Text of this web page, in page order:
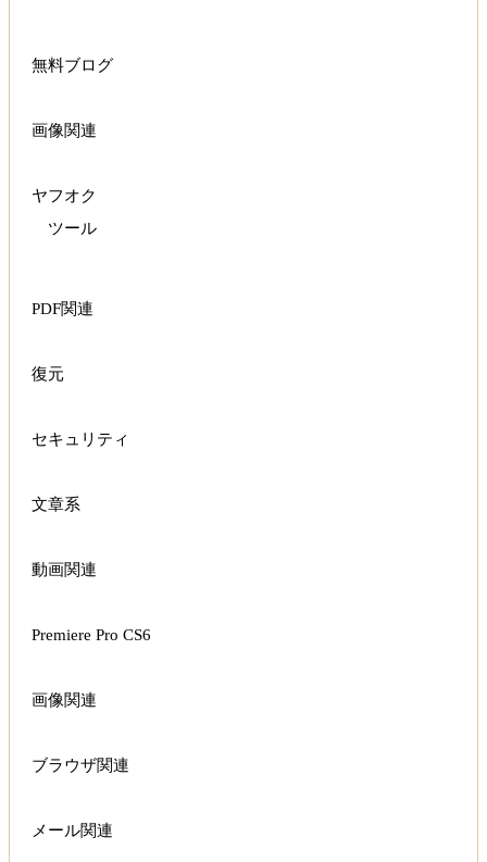
無料ブログ
画像関連
ヤフオク
ツール
PDF関連
復元
セキュリティ
文章系
動画関連
Premiere Pro CS6
画像関連
ブラウザ関連
メール関連